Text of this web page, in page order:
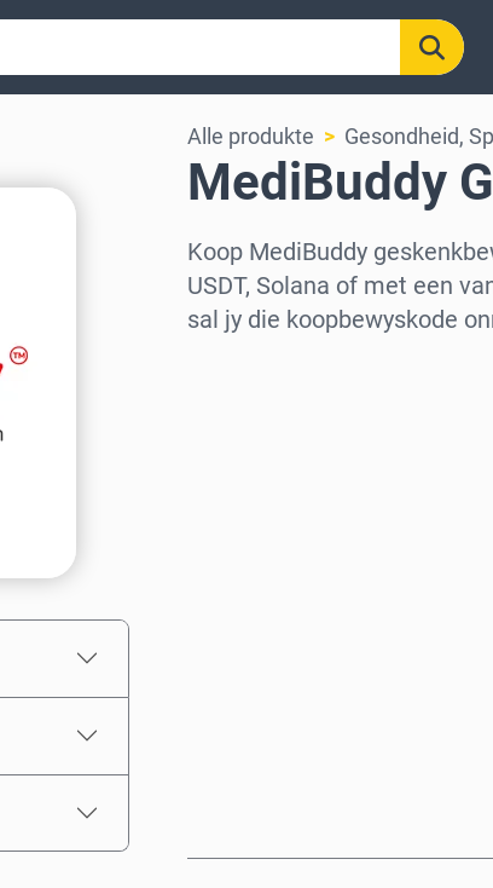
Alle produkte Gesondheid,
MediBuddy
Koop MediBuddy
USDT, Solana of met een
sal jy die koopbewyskode